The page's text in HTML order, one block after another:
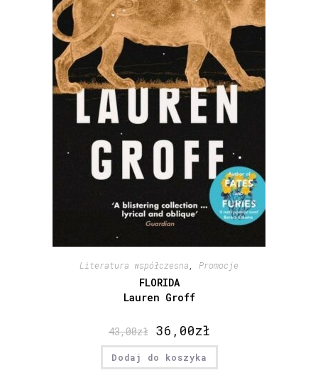
Literatura współczesna Promocje
FLORIDA
Lauren Groff
43,00zł 36,00zł
Dodaj do koszyka